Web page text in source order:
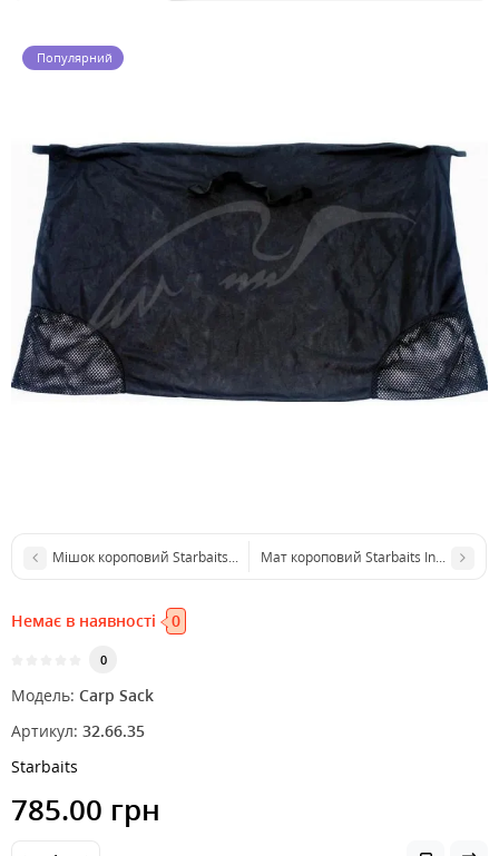
Популярний
Мішок короповий Starbaits Carp Sack With ClipМат короповий Starbaits Inflatable
Немає в наявності 0
0
Модель: Carp Sack
Артикул: 32.66.35
Starbaits
785.00 грн